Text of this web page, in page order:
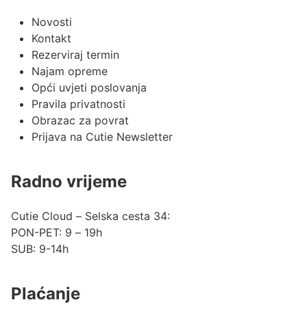
Novosti
Kontakt
Rezerviraj termin
Najam opreme
Opći uvjeti poslovanja
Pravila privatnosti
Obrazac za povrat
Prijava na Cutie Newsletter
Radno vrijeme
Cutie Cloud – Selska cesta 34:
PON-PET: 9 – 19h
SUB: 9-14h
Plaćanje